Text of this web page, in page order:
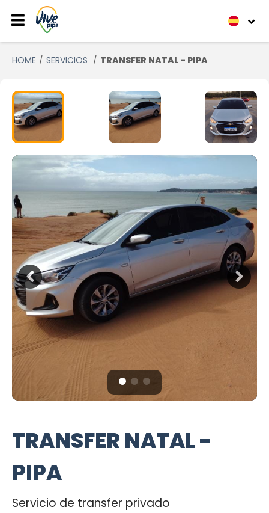
HOME SERVICIOS TRANSFER NATAL - PIPA
TRANSFER NATAL -
PIPA
Servicio de transfer privado